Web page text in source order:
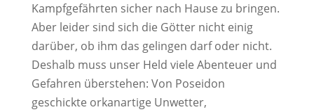
Kampfgefährten sicher nach Hause zu bringen.
Aber leider sind sich die Götter nicht einig
darüber, ob ihm das gelingen darf oder nicht.
Deshalb muss unser Held viele Abenteuer und
Gefahren überstehen: Von Poseidon
geschickte orkanartige Unwetter,